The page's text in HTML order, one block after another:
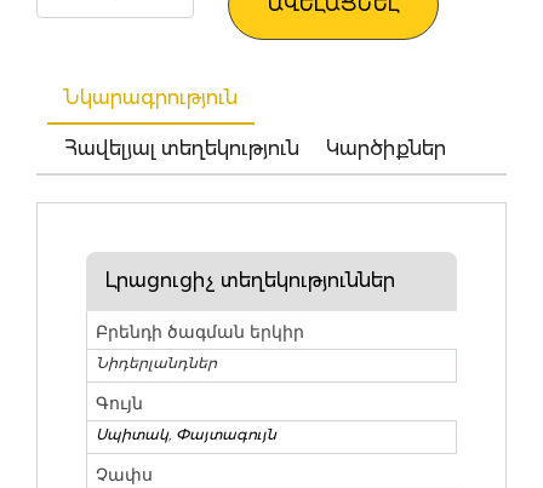
Նկարագրություն
Հավելյալ տեղեկություն Կարծիքներ
Լրացուցիչ տեղեկություններ
Բրենդի ծագման երկիր
Նիդերլանդներ
Գույն
Սպիտակ, Փայտագույն
Չափս